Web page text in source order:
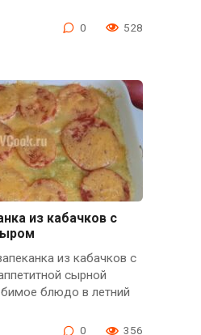
0 528
из кабачков с
из кабачков с
сырной
блюдо в летний
0 356